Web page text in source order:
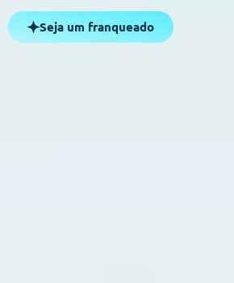
Seja um franqueado